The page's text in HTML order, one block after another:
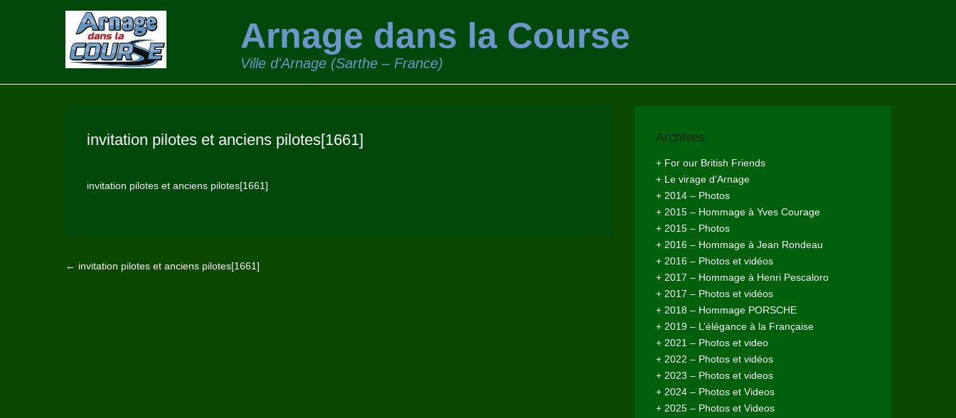
Arnage dans la Course
Ville d'Arnage (Sarthe – France)
invitation pilotes et anciens pilotes[1661]
invitation pilotes et anciens pilotes[1661]
Post navigation
← invitation pilotes et anciens pilotes[1661]
Archives
+ For our British Friends
+ Le virage d’Arnage
+ 2014 – Photos
+ 2015 – Hommage à Yves Courage
+ 2015 – Photos
+ 2016 – Hommage à Jean Rondeau
+ 2016 – Photos et vidéos
+ 2017 – Hommage à Henri Pescaloro
+ 2017 – Photos et vidéos
+ 2018 – Hommage PORSCHE
+ 2019 – L’élégance à la Française
+ 2021 – Photos et video
+ 2022 – Photos et vidéos
+ 2023 – Photos et videos
+ 2024 – Photos et Videos
+ 2025 – Photos et Videos